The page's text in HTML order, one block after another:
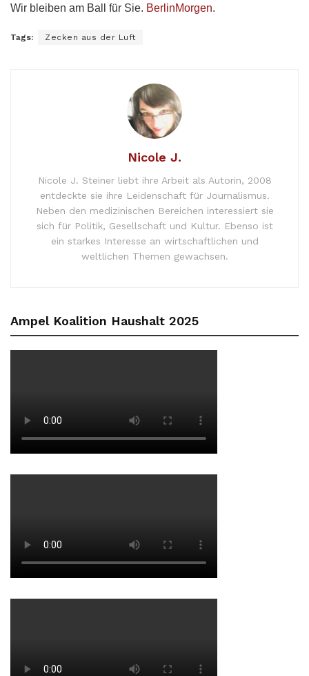
Wir bleiben am Ball für Sie. BerlinMorgen.
Tags: Zecken aus der Luft
Nicole J.
Nicole J. Steiner liebt ihre Arbeit als Autorin, 2008
entdeckte sie ihre Leidenschaft für Journalismus.
Neben den medizinischen Bereichen interessiert sie
sich für Politik, Gesellschaft und Kultur. Ebenso ist
ein starkes Interesse an wirtschaftlichen und
weltlichen Themen gewachsen.
Ampel Koalition Haushalt 2025